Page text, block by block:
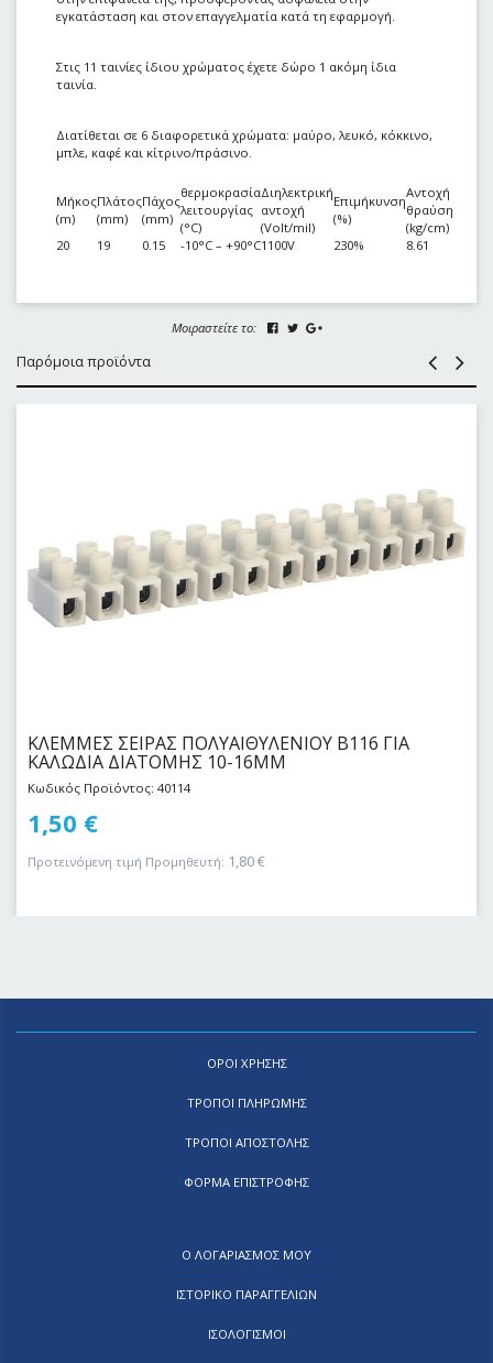
εγκατάσταση και στον επαγγελματία κατά τη εφαρμογή.
Στις 11 ταινίες ίδιου χρώματος έχετε δώρο 1 ακόμη ίδια
ταινία.
Διατίθεται σε 6 διαφορετικά χρώματα: μαύρο, λευκό, κόκκινο,
μπλε, καφέ και κίτρινο/πράσινο.
Μήκος
(m)
Πλάτος
(mm)
Πάχος
(mm)
θερμοκρασία
λειτουργίας
(°C)
Διηλεκτρική
αντοχή
(Volt/mil)
Επιμήκυνση
(%)
Αντοχή
θραύσης
(kg/cm)
20
19 0.15 -10°C – +90°C1100V 230% 8.61
Μοιραστείτε το:
Παρόμοια προϊόντα
ΚΛΕΜΜΕΣ ΣΕΙΡΑΣ ΠΟΛΥΑΙΘΥΛΕΝΙΟΥ Β116 ΓΙΑ
ΚΑΛΩΔΙΑ ΔΙΑΤΟΜΗΣ 10-16MM
Κωδικός Προϊόντος: 40114
1,50 €
Προτεινόμενη τιμή Προμηθευτή: 1,80€
ΟΡΟΙ ΧΡΗΣΗΣ
ΤΡΟΠΟΙ ΠΛΗΡΩΜΗΣ
ΤΡΟΠΟΙ ΑΠΟΣΤΟΛΗΣ
ΦΟΡΜΑ ΕΠΙΣΤΡΟΦΗΣ
Ο ΛΟΓΑΡΙΑΣΜΟΣ ΜΟΥ
ΙΣΤΟΡΙΚΟ ΠΑΡΑΓΓΕΛΙΩΝ
ΙΣΟΛΟΓΙΣΜΟΙ